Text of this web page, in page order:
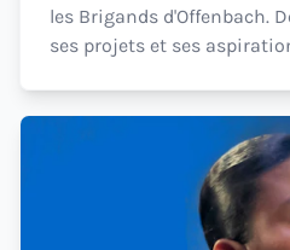
les Brigands d'Offenbach.
ses projets et ses